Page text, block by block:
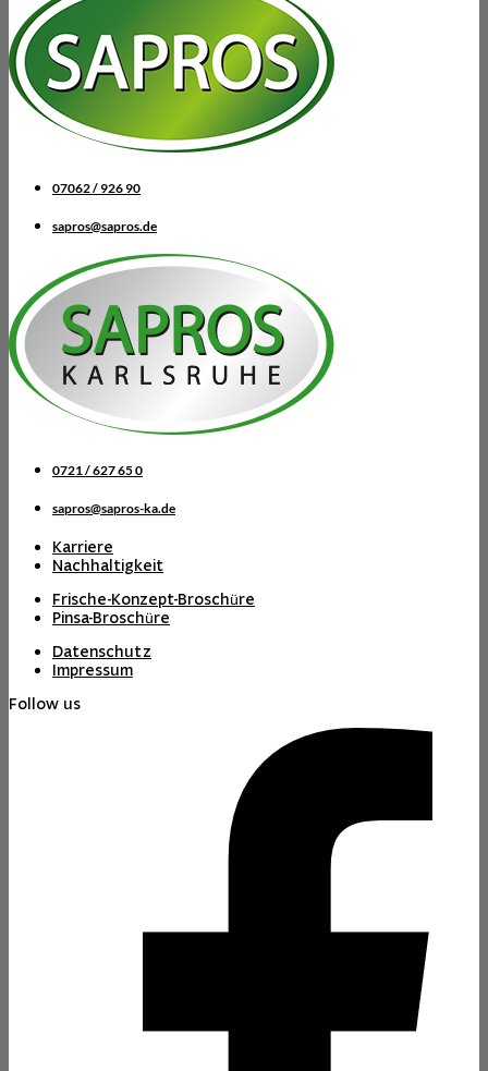
07062 / 926 90
sapros@sapros.de
0721 / 627 65 0
sapros@sapros-ka.de
Karriere
Nachhaltigkeit
Frische-Konzept-Broschüre
Pinsa-Broschüre
Datenschutz
Impressum
Follow us